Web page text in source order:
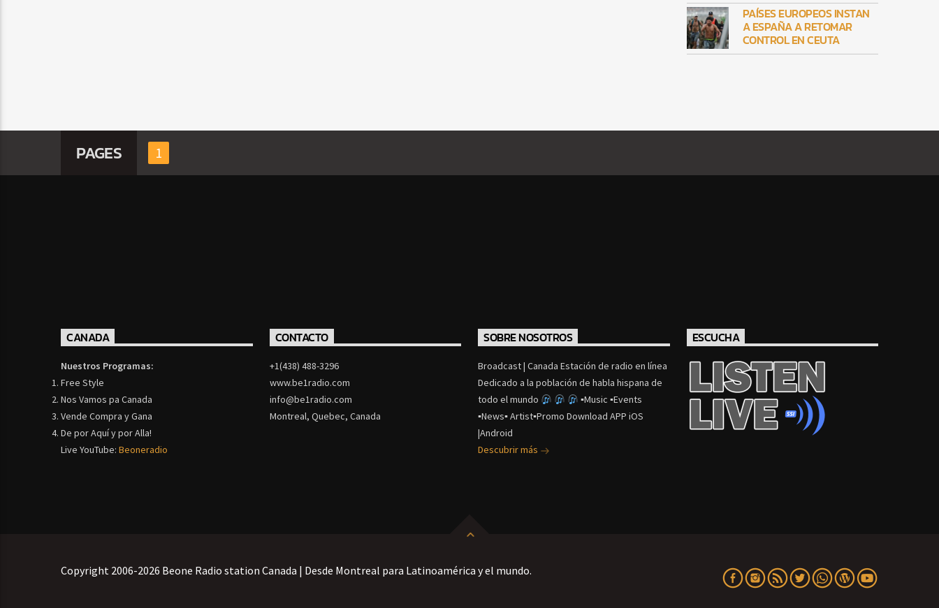
PAÍSES EUROPEOS INSTAN
A ESPAÑA A RETOMAR
CONTROL EN CEUTA
PAGES 1
CANADA
Nuestros Programas:
Free Style
Nos Vamos pa Canada
Vende Compra y Gana
De por Aquí y por Alla!
Live YouTube: Beoneradio
CONTACTO
+1(438) 488-3296
www.be1radio.com
info@be1radio.com
Montreal, Quebec, Canada
SOBRE NOSOTROS
Broadcast | Canada Estación de radio en línea
Dedicado a la población de habla hispana de
todo el mundo
▪Music ▪Events
▪News▪ Artist▪Promo Download APP iOS
|Android
Descubrir más
ESCUCHA
Copyright 2006-2026 Beone Radio station Canada | Desde Montreal para Latinoamérica y el mundo.